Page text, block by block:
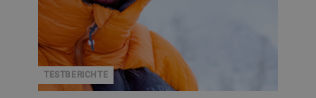
TESTBERICHTE